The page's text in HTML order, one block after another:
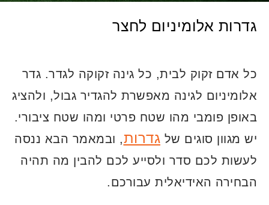
גדרות אלומיניום לחצר
כל אדם זקוק לבית, כל גינה זקוקה לגדר. גדר
אלומיניום לגינה מאפשרת להגדיר גבול, ולהציג
באופן פומבי מהו שטח פרטי ומהו שטח ציבורי.
יש מגוון סוגים של גדרות, ובמאמר הבא ננסה
לעשות לכם סדר ולסייע לכם להבין מה תהיה
הבחירה האידיאלית עבורכם.